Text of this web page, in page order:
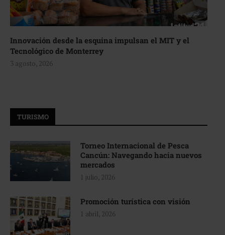
Innovación desde la esquina impulsan el MIT y el
Tecnológico de Monterrey
3 agosto, 2026
TURISMO
Torneo Internacional de Pesca
Cancún: Navegando hacia nuevos
mercados
1 julio, 2026
Promoción turística con visión
1 abril, 2026